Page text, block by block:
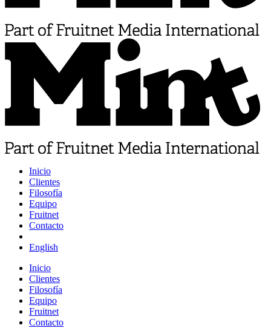
Inicio
Clientes
Filosofía
Equipo
Fruitnet
Contacto
English
Inicio
Clientes
Filosofía
Equipo
Fruitnet
Contacto